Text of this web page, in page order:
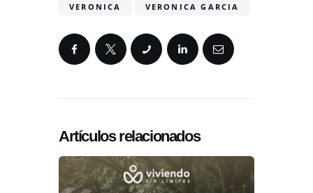
VERONICA
VERONICA GARCIA
Artículos relacionados